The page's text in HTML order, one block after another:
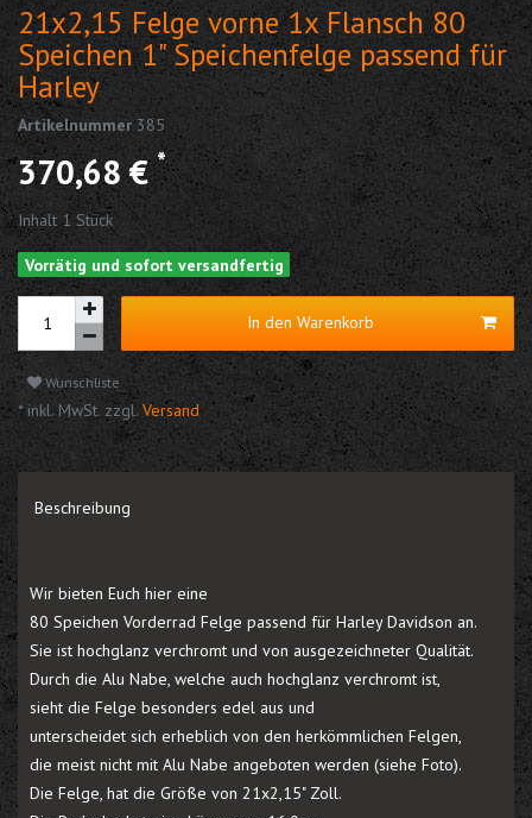
21x2,15 Felge vorne 1x Flansch 80
Speichen 1" Speichenfelge passend für
Harley
Artikelnummer385
370,68 €*
Inhalt 1 Stück
Vorrätig und sofort versandfertig
In den Warenkorb
Wunschliste
* inkl. MwSt. zzgl. Versand
Beschreibung
Wir bieten Euch hier eine
80 Speichen Vorderrad Felge passend für Harley Davidson an.
Sie ist hochglanz verchromt und von ausgezeichneter Qualität.
Durch die Alu Nabe, welche auch hochglanz verchromt ist,
sieht die Felge besonders edel aus und
unterscheidet sich erheblich von den herkömmlichen Felgen,
die meist nicht mit Alu Nabe angeboten werden (siehe Foto).
Die Felge, hat die Größe von 21x2,15" Zoll.